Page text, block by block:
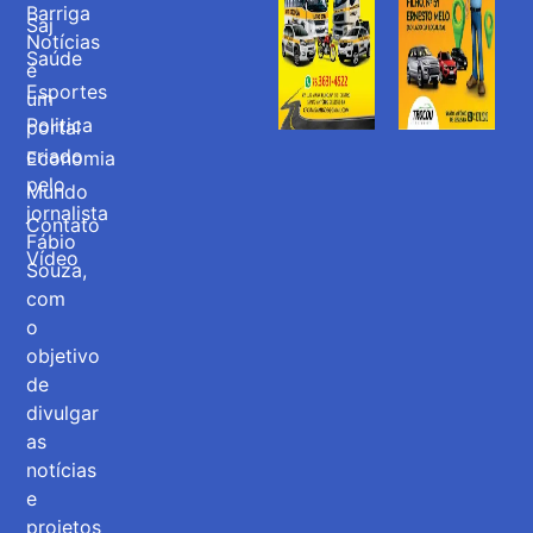
Barriga
Notícias
é
um
portal
criado
pelo
jornalista
Fábio
Souza,
com
o
objetivo
de
divulgar
as
notícias
e
projetos
Saj
Saúde
Esportes
Politica
Economia
Mundo
Contato
Vídeo